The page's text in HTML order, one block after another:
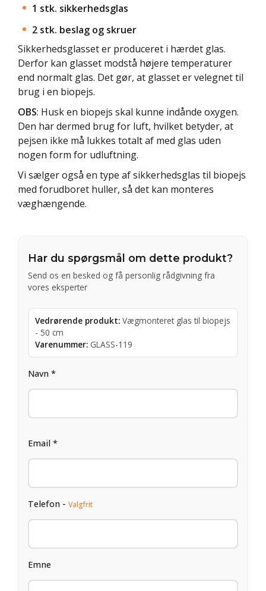
1 stk. sikkerhedsglas
2 stk. beslag og skruer
Sikkerhedsglasset er produceret i hærdet glas.
Derfor kan glasset modstå højere temperaturer
end normalt glas. Det gør, at glasset er velegnet til
brug i en biopejs.
OBS: Husk en biopejs skal kunne indånde oxygen.
Den har dermed brug for luft, hvilket betyder, at
pejsen ikke må lukkes totalt af med glas uden
nogen form for udluftning.
Vi sælger også en type af sikkerhedsglas til biopejs
med forudboret huller, så det kan monteres
væghængende.
Har du spørgsmål om dette produkt?
Send os en besked og få personlig rådgivning fra
vores eksperter
Vedrørende produkt: Vægmonteret glas til biopejs
- 50 cm
Varenummer: GLASS-119
Navn *
Email *
Telefon - Valgfrit
Emne